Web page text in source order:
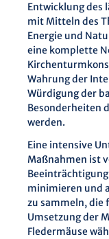
Entwicklung des
mit Mitteln des
Energie und
eine komplette
Wahrung der
Würdigung der
Besonderheiten
werden.
Eine intensive
Maßnahmen ist
minimieren und
zu sammeln, die
Umsetzung der
Fledermäuse